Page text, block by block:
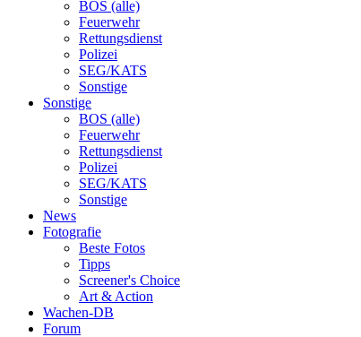
BOS (alle)
Feuerwehr
Rettungsdienst
Polizei
SEG/KATS
Sonstige
Sonstige
BOS (alle)
Feuerwehr
Rettungsdienst
Polizei
SEG/KATS
Sonstige
News
Fotografie
Beste Fotos
Tipps
Screener's Choice
Art & Action
Wachen-DB
Forum